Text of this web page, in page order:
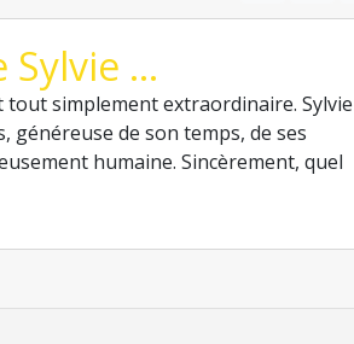
...
tout simplement extraordinaire. Sylvie
généreuse de son temps, de ses
humaine. Sincèrement, quel